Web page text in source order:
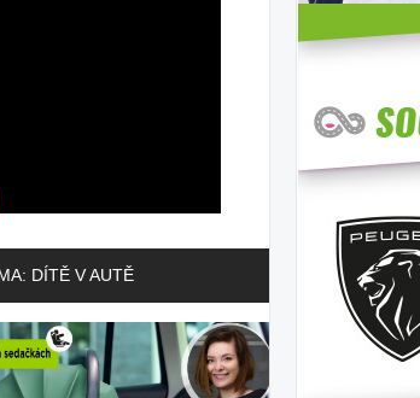
DÍTĚ V AUTĚ